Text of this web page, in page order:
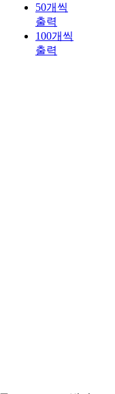
50개씩
출력
100개씩
출력